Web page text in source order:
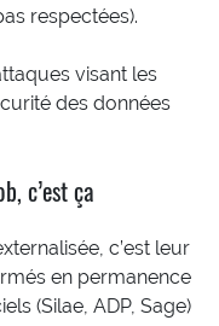
respectées).
visant les
des données
c’est ça
c’est leur
en permanence
(Silae, ADP, Sage)